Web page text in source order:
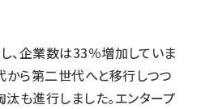
、企業数は33％増加していま
から第二世代へと移行しつつ
も進行しました。エンタープ